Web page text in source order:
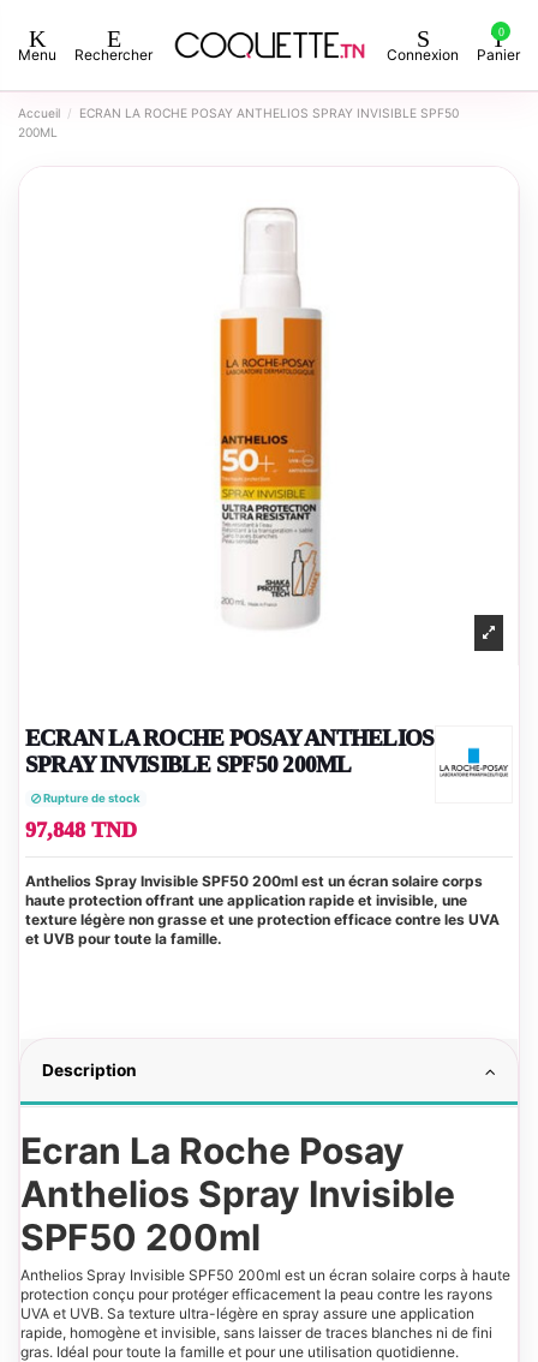
Menu Rechercher Connexion
0
Panier
Accueil
ECRAN LA ROCHE POSAY ANTHELIOS SPRAY INVISIBLE SPF50
200ML
ECRAN LA ROCHE POSAY ANTHELIOS
SPRAY INVISIBLE SPF50 200ML
Rupture de stock
97,848 TND
Anthelios Spray Invisible SPF50 200ml est un écran solaire corps
haute protection offrant une application rapide et invisible, une
texture légère non grasse et une protection efficace contre les UVA
et UVB pour toute la famille.
Description
Ecran La Roche Posay
Anthelios Spray Invisible
SPF50 200ml
Anthelios Spray Invisible SPF50 200ml est un écran solaire corps à haute
protection conçu pour protéger efficacement la peau contre les rayons
UVA et UVB. Sa texture ultra-légère en spray assure une application
rapide, homogène et invisible, sans laisser de traces blanches ni de fini
gras. Idéal pour toute la famille et pour une utilisation quotidienne.